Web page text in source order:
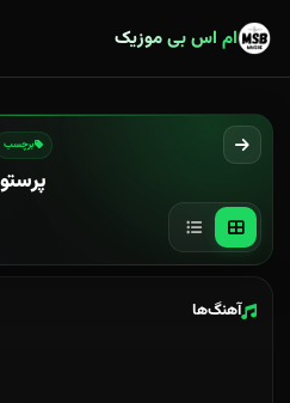
ام اس بی موزیک
برچسب
پرستو
آهنگ‌ها